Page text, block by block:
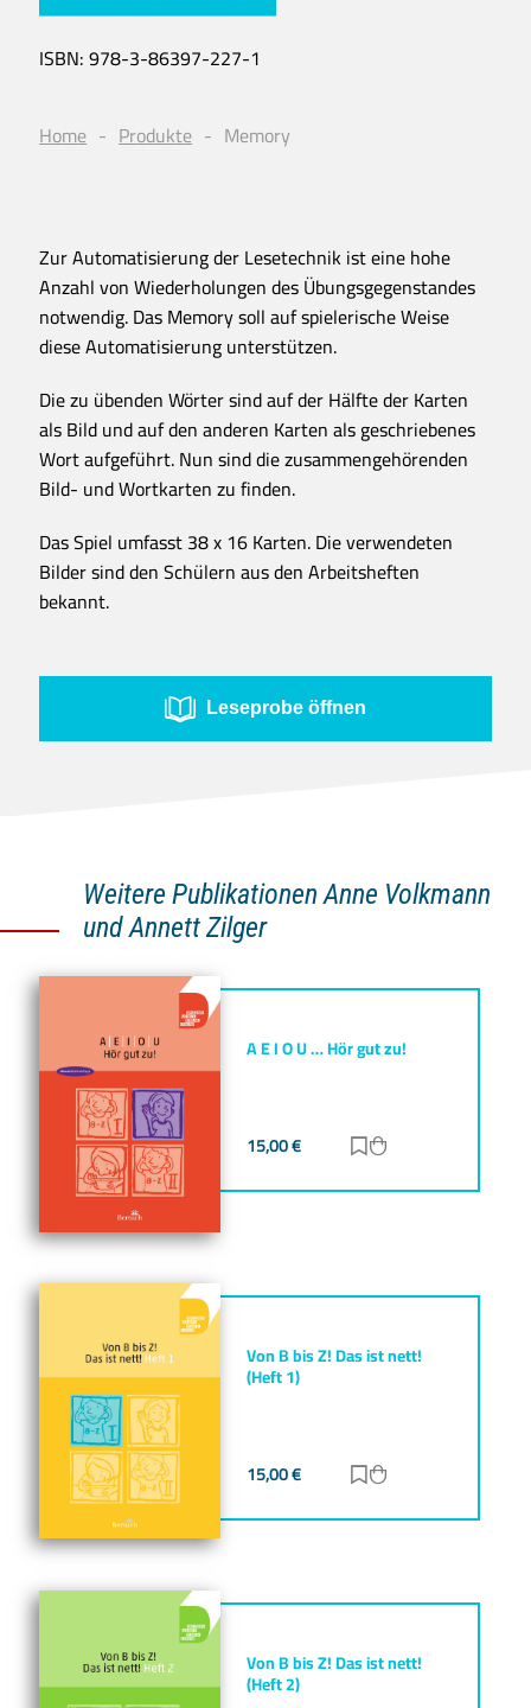
ISBN:978-3-86397-227-1
Home Produkte Memory
Zur Automatisierung der Lesetechnik ist eine hohe
Anzahl von Wiederholungen des Übungsgegenstandes
notwendig. Das Memory soll auf spielerische Weise
diese Automatisierung unterstützen.
Die zu übenden Wörter sind auf der Hälfte der Karten
als Bild und auf den anderen Karten als geschriebenes
Wort aufgeführt. Nun sind die zusammengehörenden
Bild- und Wortkarten zu finden.
Das Spiel umfasst 38 x 16 Karten. Die verwendeten
Bilder sind den Schülern aus den Arbeitsheften
bekannt.
Leseprobe öffnen
Weitere Publikationen Anne Volkmann
und Annett Zilger
A E I O U … Hör gut zu!
15,00€ Zur Merkliste
Von B bis Z! Das ist nett!
(Heft 1)
15,00€ Zur Merkliste
Von B bis Z! Das ist nett!
(Heft 2)